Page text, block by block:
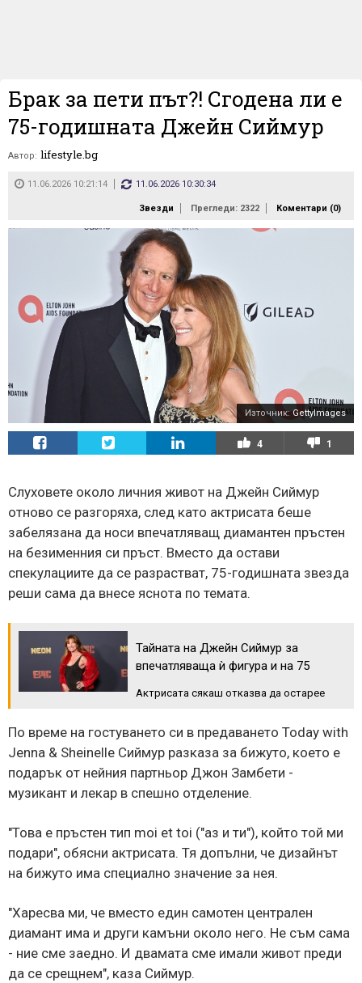
Брак за пети път?! Сгодена ли е
75-годишната Джейн Сиймур
Автор: lifestyle.bg
11.06.2026 10:21:14 11.06.2026 10:30:34
Звезди Прегледи: 2322 Коментари (0)
Източник:GettyImages
4 1
Слуховете около личния живот на Джейн Сиймур
отново се разгоряха, след като актрисата беше
забелязана да носи впечатляващ диамантен пръстен
на безименния си пръст. Вместо да остави
спекулациите да се разрастват, 75-годишната звезда
реши сама да внесе яснота по темата.
Тайната на Джейн Сиймур за
впечатляваща ѝ фигура и на 75
Актрисата сякаш отказва да остарее
По време на гостуването си в предаването Today with
Jenna & Sheinelle Сиймур разказа за бижуто, което е
подарък от нейния партньор Джон Замбети -
музикант и лекар в спешно отделение.
"Това е пръстен тип moi et toi ("аз и ти"), който той ми
подари", обясни актрисата. Тя допълни, че дизайнът
на бижуто има специално значение за нея.
"Харесва ми, че вместо един самотен централен
диамант има и други камъни около него. Не съм сама
- ние сме заедно. И двамата сме имали живот преди
да се срещнем", каза Сиймур.